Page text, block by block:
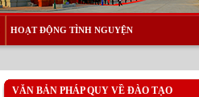
HOẠT ĐỘNG TÌNH NGUYỆN
VĂN BẢN PHÁP QUY VỀ ĐÀO TẠO